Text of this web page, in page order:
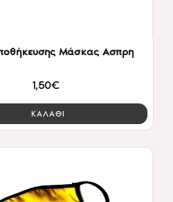
Μάσκας Ασπρη
1,50€
ΚΑΛΑΘΙ